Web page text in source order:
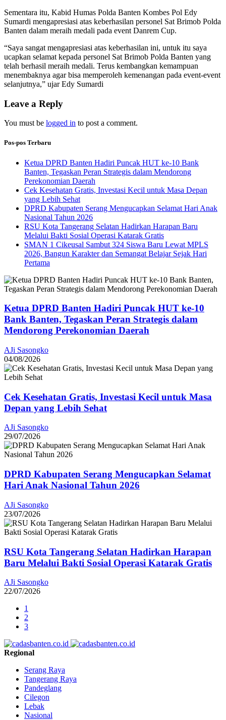
Sementara itu, Kabid Humas Polda Banten Kombes Pol Edy
Sumardi mengapresiasi atas keberhasilan personel Sat Brimob Polda
Banten dalam meraih medali pada event Danrem Cup.
“Saya sangat mengapresiasi atas keberhasilan ini, untuk itu saya
ucapkan selamat kepada personel Sat Brimob Polda Banten yang
telah berhasil meraih medali. Terus kembangkan kemampuan
menembaknya agar bisa memperoleh kemenangan pada event-event
selanjutnya,” ujar Edy Sumardi
Leave a Reply
You must be logged in to post a comment.
Pos-pos Terbaru
Ketua DPRD Banten Hadiri Puncak HUT ke-10 Bank
Banten, Tegaskan Peran Strategis dalam Mendorong
Perekonomian Daerah
Cek Kesehatan Gratis, Investasi Kecil untuk Masa Depan
yang Lebih Sehat
DPRD Kabupaten Serang Mengucapkan Selamat Hari Anak
Nasional Tahun 2026
RSU Kota Tangerang Selatan Hadirkan Harapan Baru
Melalui Bakti Sosial Operasi Katarak Gratis
SMAN 1 Cikeusal Sambut 324 Siswa Baru Lewat MPLS
2026, Bangun Karakter dan Semangat Belajar Sejak Hari
Pertama
Ketua DPRD Banten Hadiri Puncak HUT ke-10
Bank Banten, Tegaskan Peran Strategis dalam
Mendorong Perekonomian Daerah
AJi Sasongko
04/08/2026
Cek Kesehatan Gratis, Investasi Kecil untuk Masa
Depan yang Lebih Sehat
AJi Sasongko
29/07/2026
DPRD Kabupaten Serang Mengucapkan Selamat
Hari Anak Nasional Tahun 2026
AJi Sasongko
23/07/2026
RSU Kota Tangerang Selatan Hadirkan Harapan
Baru Melalui Bakti Sosial Operasi Katarak Gratis
AJi Sasongko
22/07/2026
1
2
3
Regional
Serang Raya
Tangerang Raya
Pandeglang
Cilegon
Lebak
Nasional